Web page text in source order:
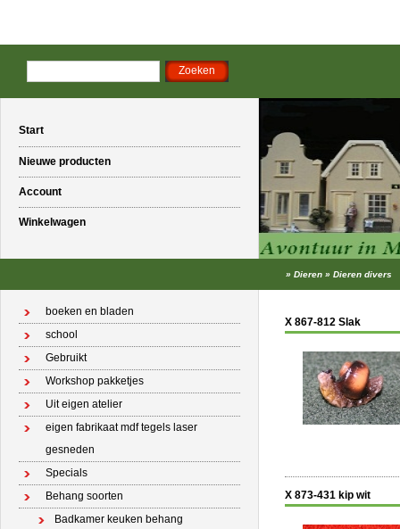
Start
Nieuwe producten
Account
Winkelwagen
» Dieren » Dieren divers
boeken en bladen
school
Gebruikt
Workshop pakketjes
Uit eigen atelier
eigen fabrikaat mdf tegels laser
gesneden
Specials
Behang soorten
Badkamer keuken behang
X 867-812 Slak
X 873-431 kip wit